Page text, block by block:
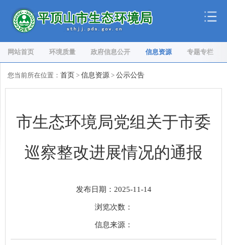
网站首页 环境质量 政府信息公开 信息资源 专题专栏
您当前所在位置： 首页 > 信息资源 > 公示公告
市生态环境局党组关于市委
巡察整改进展情况的通报
发布日期：2025-11-14
浏览次数：
信息来源：